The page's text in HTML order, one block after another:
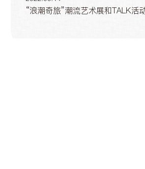
“浪潮奇旅”潮流艺术展和TALK活